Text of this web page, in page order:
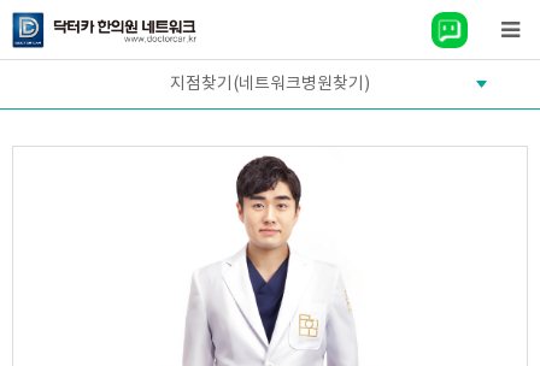
지점찾기(네트워크병원찾기)